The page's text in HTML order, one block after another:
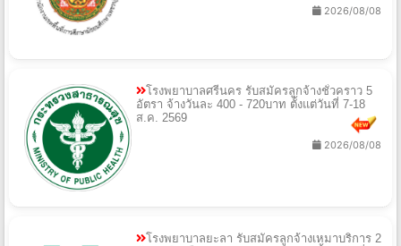
2026/08/08
โรงพยาบาลศรีนคร รับสมัครลูกจ้างชั่วคราว 5
อัตรา จ้างวันละ 400 - 720บาท ตั้งแต่วันที่ 7-18
ส.ค. 2569
2026/08/08
โรงพยาบาลยะลา รับสมัครลูกจ้างเหมาบริการ 2